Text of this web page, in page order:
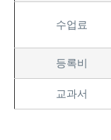
수업료
등록비
교과서